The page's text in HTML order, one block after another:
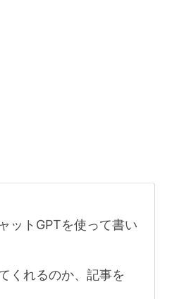
ットGPTを使って書い
くれるのか、記事を